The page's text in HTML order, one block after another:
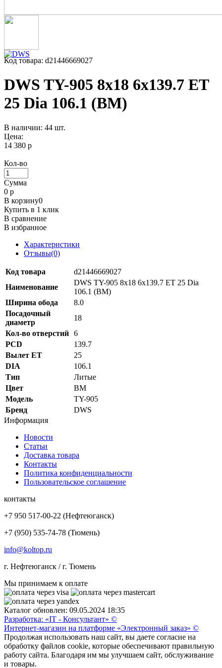
Код товара: d21446669027
DWS TY-905 8x18 6x139.7 ET
25 Dia 106.1 (BM)
В наличии: 44 шт.
Цена:
14 380 р
Кол-во
Сумма
0 р
В корзину0
Купить в 1 клик
В сравнение
В избранное
Характеристики
Отзывы(0)
Код товара
d21446669027
Наименование
DWS TY-905 8x18 6x139.7 ET 25 Dia
106.1 (BM)
Ширина обода
8.0
Посадочный
диаметр
18
Кол-во отверстий 6
PCD
139.7
Вылет ET
25
DIA
106.1
Тип
Литые
Цвет
BM
Модель
TY-905
Бренд
DWS
Информация
Новости
Статьи
Доставка товара
Контакты
Политика конфиденциальности
Пользовательское соглашение
контакты
+7 950 517-00-22 (Нефтеюганск)
+7 (950) 535-74-78 (Тюмень)
info@koltop.ru
г. Нефтеюганск / г. Тюмень
Мы принимаем к оплате
Каталог обновлен: 09.05.2024 18:35
Разработка: «IT - Консультант» ©
Интернет-магазин на платформе «Электронный заказ» ©
Продолжая использовать наш сайт, вы даете согласие на
обработку файлов cookie, которые обеспечивают правильную
работу сайта. Благодаря им мы улучшаем сайт, обслуживание
и товары.